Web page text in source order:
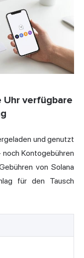
Uhr verfügbare
und genutzt
Kontogebühren
von Solana
für den Tausch